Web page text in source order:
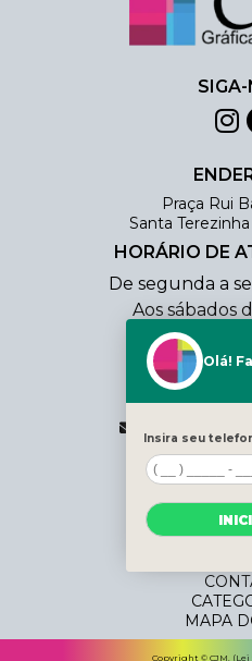
Praça Rui
Santa
HORÁRIO DE
De segunda a
Aos sábados
(11)
(11)
QUEM
MAPA
Copyright © CJM. (Lei
Olá!
Insira seu